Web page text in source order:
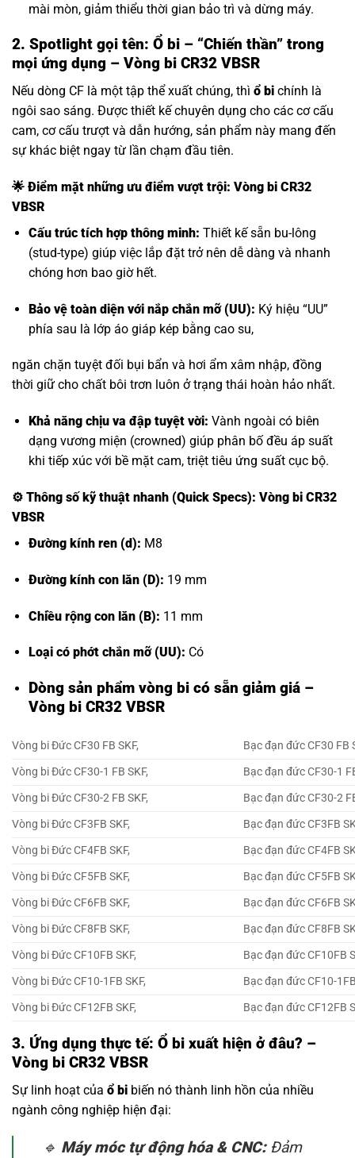
mài mòn, giảm thiểu thời gian bảo trì và dừng máy.
2. Spotlight gọi tên: Ổ bi – “Chiến thần” trong
mọi ứng dụng – Vòng bi CR32 VBSR
Nếu dòng CF là một tập thể xuất chúng, thì ổ bi chính là
ngôi sao sáng. Được thiết kế chuyên dụng cho các cơ cấu
cam, cơ cấu trượt và dẫn hướng, sản phẩm này mang đến
sự khác biệt ngay từ lần chạm đầu tiên.
🌟 Điểm mặt những ưu điểm vượt trội: Vòng bi CR32
VBSR
Cấu trúc tích hợp thông minh: Thiết kế sẵn bu-lông
(stud-type) giúp việc lắp đặt trở nên dễ dàng và nhanh
chóng hơn bao giờ hết.
Bảo vệ toàn diện với nắp chắn mỡ (UU): Ký hiệu “UU”
phía sau là lớp áo giáp kép bằng cao su,
ngăn chặn tuyệt đối bụi bẩn và hơi ẩm xâm nhập, đồng
thời giữ cho chất bôi trơn luôn ở trạng thái hoàn hảo nhất.
Khả năng chịu va đập tuyệt vời: Vành ngoài có biên
dạng vương miện (crowned) giúp phân bố đều áp suất
khi tiếp xúc với bề mặt cam, triệt tiêu ứng suất cục bộ.
⚙️ Thông số kỹ thuật nhanh (Quick Specs): Vòng bi CR32
VBSR
Đường kính ren (d): M8
Đường kính con lăn (D): 19 mm
Chiều rộng con lăn (B): 11 mm
Loại có phớt chắn mỡ (UU): Có
Dòng sản phẩm vòng bi có sẵn giảm giá –
Vòng bi CR32 VBSR
Vòng bi Đức CF30 FB SKF,
Bạc đạn đức CF30 FB
Vòng bi Đức CF30-1 FB SKF,
Bạc đạn đức CF30-1
Vòng bi Đức CF30-2 FB SKF,
Bạc đạn đức CF30-2
Vòng bi Đức CF3FB SKF,
Bạc đạn đức CF3FB
Vòng bi Đức CF4FB SKF,
Bạc đạn đức CF4FB
Vòng bi Đức CF5FB SKF,
Bạc đạn đức CF5FB
Vòng bi Đức CF6FB SKF,
Bạc đạn đức CF6FB
Vòng bi Đức CF8FB SKF,
Bạc đạn đức CF8FB
Vòng bi Đức CF10FB SKF,
Bạc đạn đức CF10FB
Vòng bi Đức CF10-1FB SKF,
Bạc đạn đức CF10-
Vòng bi Đức CF12FB SKF,
Bạc đạn đức CF12FB
3. Ứng dụng thực tế: Ổ bi xuất hiện ở đâu? –
Vòng bi CR32 VBSR
Sự linh hoạt của ổ bi biến nó thành linh hồn của nhiều
ngành công nghiệp hiện đại:
🔹 Máy móc tự động hóa & CNC:Đảm